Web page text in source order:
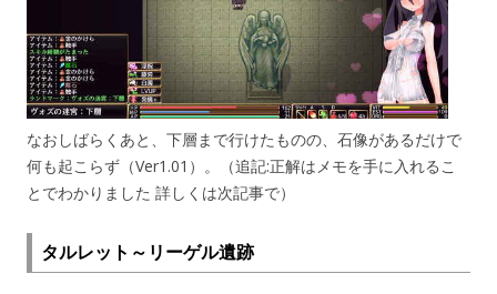
なおしばらくあと、下層まで行けたものの、石像があるだけで
何も起こらず（Ver1.01）。（追記:正解はメモを手に入れるこ
とでわかりました 詳しくは次記事で）
タルレット～リーゲル遺跡